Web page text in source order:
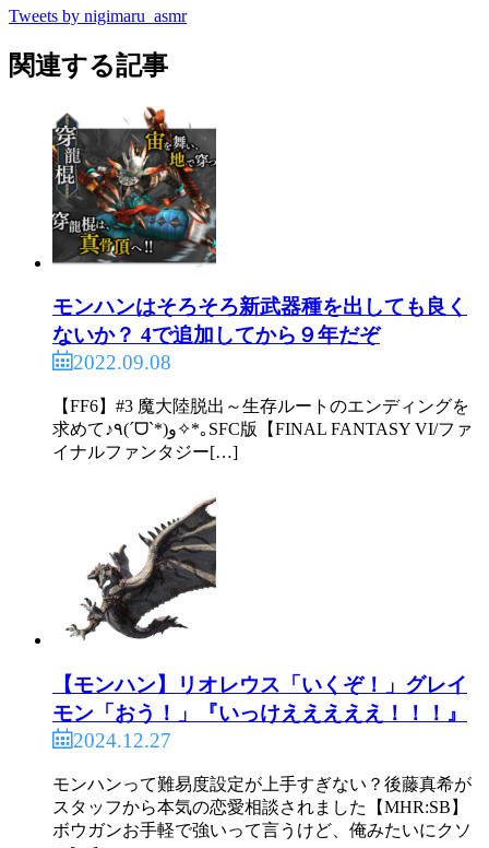
Tweets by nigimaru_asmr
関連する記事
モンハンはそろそろ新武器種を出しても良く
ないか？ 4で追加してから９年だぞ
2022.09.08
【FF6】#3 魔大陸脱出～生存ルートのエンディングを
求めて♪٩(ˊᗜˋ*)و✧*｡SFC版【FINAL FANTASY VI/ファ
イナルファンタジー[…]
【モンハン】リオレウス「いくぞ！」グレイ
モン「おう！」『いっけえええええ！！！』
2024.12.27
モンハンって難易度設定が上手すぎない？後藤真希が
スタッフから本気の恋愛相談されました【MHR:SB】
ボウガンお手軽で強いって言うけど、俺みたいにクソ